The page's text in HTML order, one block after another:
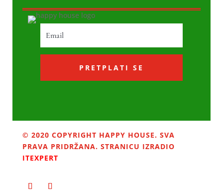
PRETPLATI SE
© 2020 COPYRIGHT HAPPY HOUSE. SVA
PRAVA PRIDRŽANA. STRANICU IZRADIO
ITEXPERT